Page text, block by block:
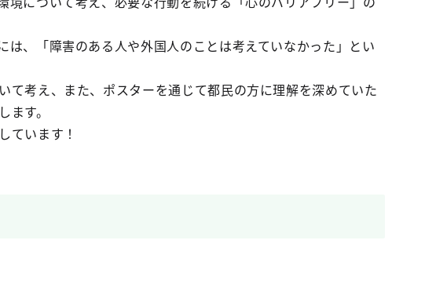
、「障害のある人や外国人のことは考えていなかった」とい
考え、また、ポスターを通じて都民の方に理解を深めていた
す。
ています！